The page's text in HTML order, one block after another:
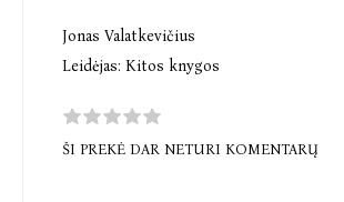
Jonas Valatkevičius
Leidėjas: Kitos knygos
ŠI PREKĖ DAR NETURI KOMENTARŲ